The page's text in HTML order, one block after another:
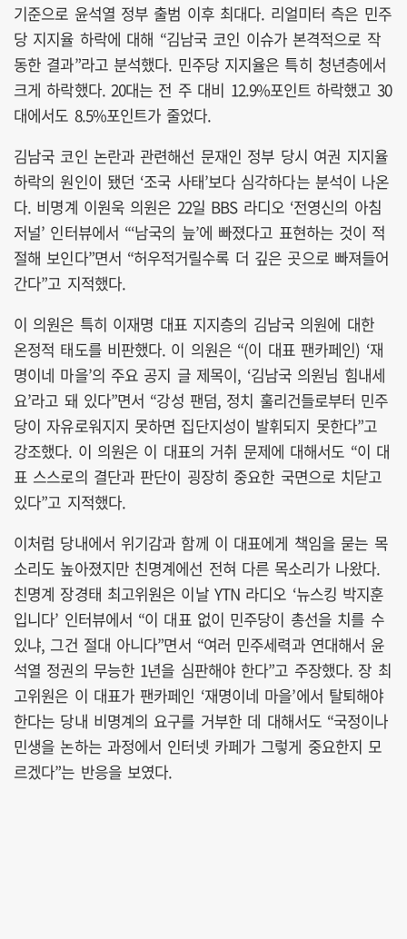
기준으로 윤석열 정부 출범 이후 최대다. 리얼미터 측은 민주
당 지지율 하락에 대해 “김남국 코인 이슈가 본격적으로 작
동한 결과”라고 분석했다. 민주당 지지율은 특히 청년층에서
크게 하락했다. 20대는 전 주 대비 12.9%포인트 하락했고 30
대에서도 8.5%포인트가 줄었다.
김남국 코인 논란과 관련해선 문재인 정부 당시 여권 지지율
하락의 원인이 됐던 ‘조국 사태’보다 심각하다는 분석이 나온
다. 비명계 이원욱 의원은 22일 BBS 라디오 ‘전영신의 아침
저널’ 인터뷰에서 “‘남국의 늪’에 빠졌다고 표현하는 것이 적
절해 보인다”면서 “허우적거릴수록 더 깊은 곳으로 빠져들어
간다”고 지적했다.
이 의원은 특히 이재명 대표 지지층의 김남국 의원에 대한
온정적 태도를 비판했다. 이 의원은 “(이 대표 팬카페인) ‘재
명이네 마을’의 주요 공지 글 제목이, ‘김남국 의원님 힘내세
요’라고 돼 있다”면서 “강성 팬덤, 정치 훌리건들로부터 민주
당이 자유로워지지 못하면 집단지성이 발휘되지 못한다”고
강조했다. 이 의원은 이 대표의 거취 문제에 대해서도 “이 대
표 스스로의 결단과 판단이 굉장히 중요한 국면으로 치닫고
있다”고 지적했다.
이처럼 당내에서 위기감과 함께 이 대표에게 책임을 묻는 목
소리도 높아졌지만 친명계에선 전혀 다른 목소리가 나왔다.
친명계 장경태 최고위원은 이날 YTN 라디오 ‘뉴스킹 박지훈
입니다’ 인터뷰에서 “이 대표 없이 민주당이 총선을 치를 수
있냐, 그건 절대 아니다”면서 “여러 민주세력과 연대해서 윤
석열 정권의 무능한 1년을 심판해야 한다”고 주장했다. 장 최
고위원은 이 대표가 팬카페인 ‘재명이네 마을’에서 탈퇴해야
한다는 당내 비명계의 요구를 거부한 데 대해서도 “국정이나
민생을 논하는 과정에서 인터넷 카페가 그렇게 중요한지 모
르겠다”는 반응을 보였다.